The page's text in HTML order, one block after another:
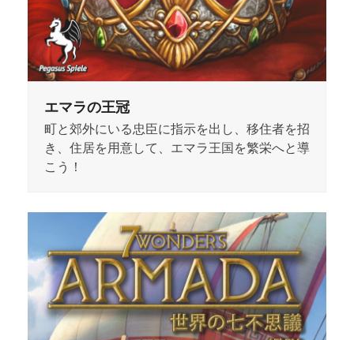
エマラの王冠
町と郊外にいる忠臣に指示を出し、移住者を招
き、住居を用意して、エマラ王国を繁栄へと導
こう！